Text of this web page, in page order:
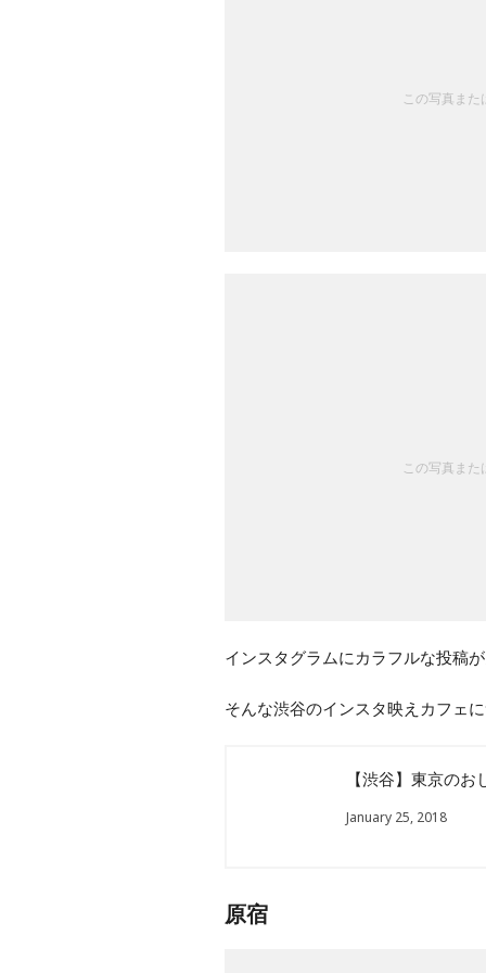
この写真ま
この写真ま
インスタグラムにカラフルな投稿
そんな渋谷のインスタ映えカフェ
【渋谷】東京の
January 25, 2018
原宿